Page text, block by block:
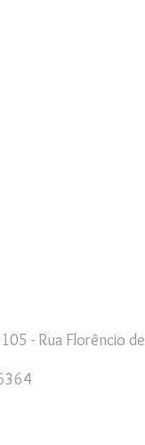
- Rua Florêncio de